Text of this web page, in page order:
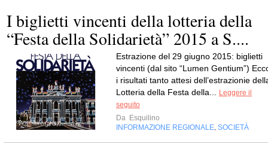
I biglietti vincenti della lotteria della
“Festa della Solidarietà” 2015 a S....
Estrazione del 29 giugno 2015: biglietti
vincenti (dal sito “Lumen Gentium”)
i risultati tanto attesi dell’estrazionie
Lotteria della Festa della...
Leggere il
seguito
Da Esquilino
INFORMAZIONE REGIONALE SOCIETÀ